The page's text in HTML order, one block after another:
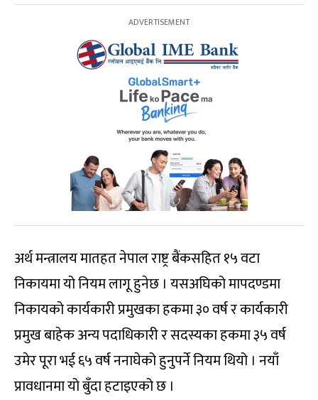
अर्थ मन्त्रालय मातहत नेपाल राष्ट्र बैंकसहित १५ वटा
निकायमा यो नियम लागू हुनेछ । यसअघिको मापदण्डमा
निकायको कार्यकारी प्रमुखका हकमा ३० वर्ष र कार्यकारी
प्रमुख बाहेक अन्य पदाधिकारी र सदस्यका हकमा ३५ वर्ष
उमेर पूरा भई ६५ वर्ष ननाघेको हुनुपर्ने नियम थियो । नयाँ
प्रावधानमा यो बुँदा हटाइएको छ ।